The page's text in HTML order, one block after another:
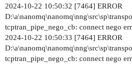
2024-10-22 10:50:32 [7464] ERROR
tcptran_pipe_nego_cb: connect nego
2024-10-22 10:50:33 [7464] ERROR
tcptran_pipe_nego_cb: connect nego